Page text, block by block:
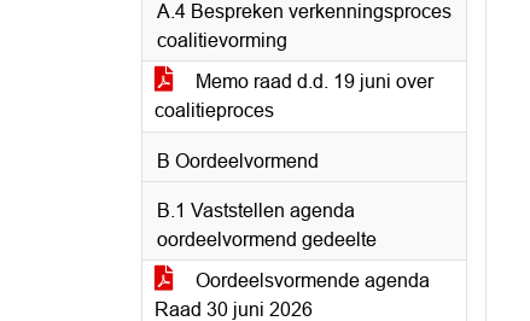
A.4 Bespreken verkenningsproces
coalitievorming
Memo raad d.d. 19 juni over
coalitieproces
B Oordeelvormend
B.1 Vaststellen agenda
oordeelvormend gedeelte
Oordeelsvormende agenda
Raad 30 juni 2026